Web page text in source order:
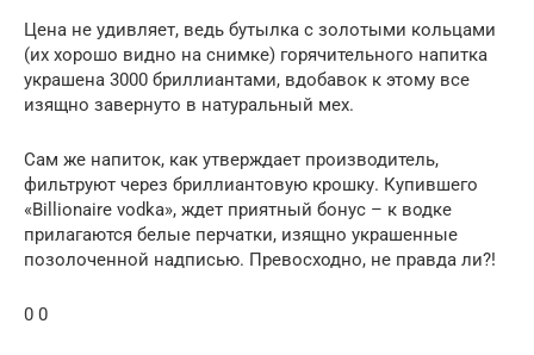
Цена не удивляет, ведь бутылка с золотыми кольцами
(их хорошо видно на снимке) горячительного напитка
украшена 3000 бриллиантами, вдобавок к этому все
изящно завернуто в натуральный мех.
Сам же напиток, как утверждает производитель,
фильтруют через бриллиантовую крошку. Купившего
«Billionaire vodka», ждет приятный бонус – к водке
прилагаются белые перчатки, изящно украшенные
позолоченной надписью. Превосходно, не правда ли?!
0 0